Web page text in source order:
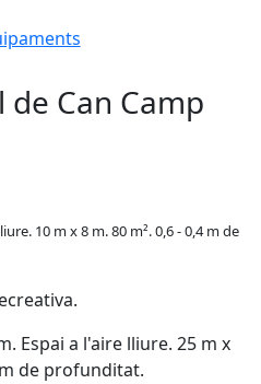
de Can Camp
10 m x 8 m. 80 m². 0,6 - 0,4 m de
a l'aire lliure. 25 m x
de profunditat.